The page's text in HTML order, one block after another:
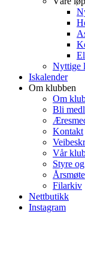
Nyttige
Iskalender
Om klubben
Om
Bli
Kontakt
Vår
Styre
Årsmøte
Filarkiv
Nettbutikk
Instagram